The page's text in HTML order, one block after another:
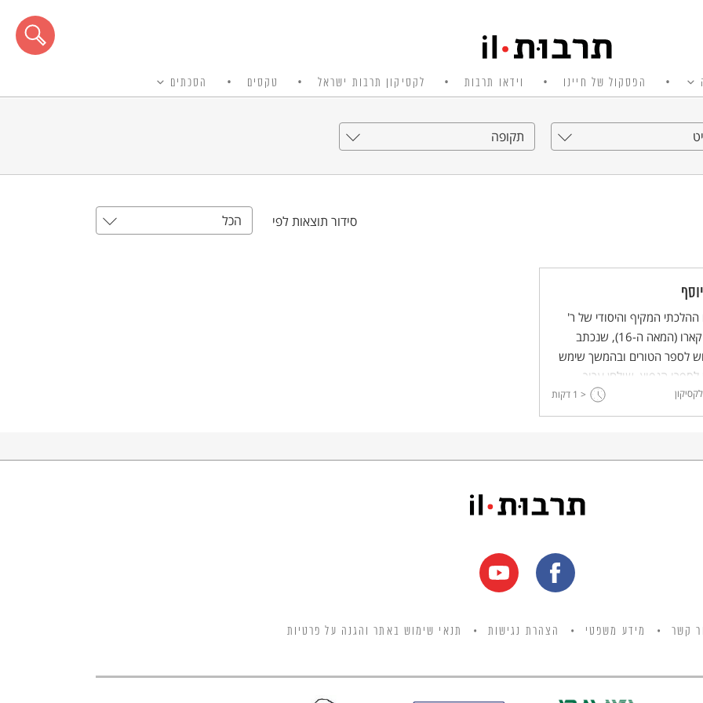
הפסקול של חיינו וידאו תרבות לקסיקון תרבות ישראל טקסים הסכתים
תקופה
סידור תוצאות לפי הכל
ההלכתי המקיף והיסודי של ר'
יוסף קארו (המאה ה-16), שנכתב
לספר הטורים ובהמשך שימש
לספרו הנפוץ, שולחן ערוך.
לקסיקון < 1 דקות
קשר מידע משפטי הצהרת נגישות תנאי שימוש באתר והגנה על פרטיות